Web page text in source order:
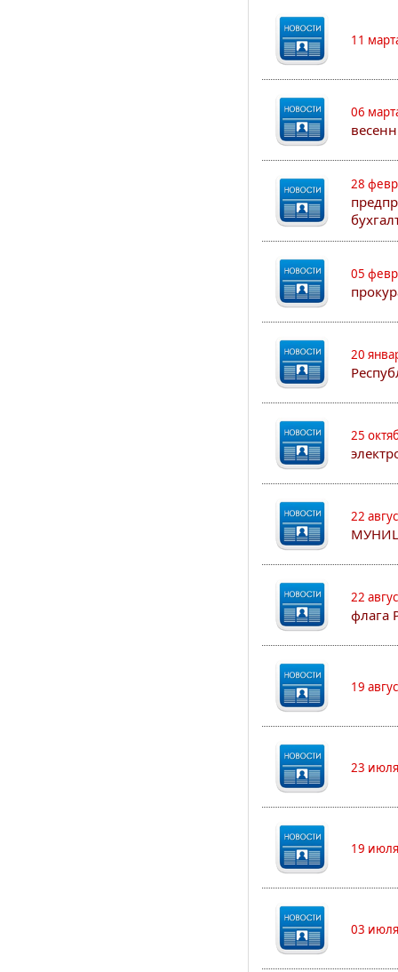
11
06
28
05
20
25
22
22
флага
19
23
19
03